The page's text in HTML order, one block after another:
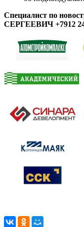
Специалист по
СЕРГЕЕВИЧ +7912